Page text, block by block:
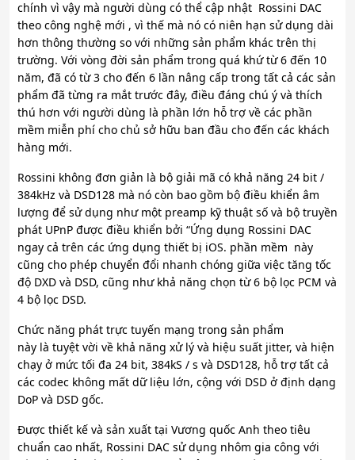
chính vì vậy mà người dùng có thể cập nhật Rossini DAC
theo công nghệ mới , vì thế mà nó có niên hạn sử dụng dài
hơn thông thường so với những sản phẩm khác trên thị
trường. Với vòng đời sản phẩm trong quá khứ từ 6 đến 10
năm, đã có từ 3 cho đến 6 lần nâng cấp trong tất cả các sản
phẩm đã từng ra mắt trước đây, điều đáng chú ý và thích
thú hơn với người dùng là phần lớn hỗ trợ về các phần
mềm miễn phí cho chủ sở hữu ban đầu cho đến các khách
hàng mới.
Rossini không đơn giản là bộ giải mã có khả năng 24 bit /
384kHz và DSD128 mà nó còn bao gồm bộ điều khiển âm
lượng để sử dụng như một preamp kỹ thuật số và bộ truyền
phát UPnP được điều khiển bởi “Ứng dụng Rossini DAC
ngay cả trên các ứng dụng thiết bị iOS. phần mềm này
cũng cho phép chuyển đổi nhanh chóng giữa việc tăng tốc
độ DXD và DSD, cũng như khả năng chọn từ 6 bộ lọc PCM và
4 bộ lọc DSD.
Chức năng phát trực tuyến mạng trong sản phẩm
này là tuyệt vời về khả năng xử lý và hiệu suất jitter, và hiện
chạy ở mức tối đa 24 bit, 384kS / s và DSD128, hỗ trợ tất cả
các codec không mất dữ liệu lớn, cộng với DSD ở định dạng
DoP và DSD gốc.
Được thiết kế và sản xuất tại Vương quốc Anh theo tiêu
chuẩn cao nhất, Rossini DAC sử dụng nhôm gia công với